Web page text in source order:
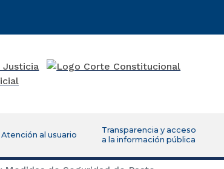
Atención al usuario
Transparencia y acceso
a la información pública